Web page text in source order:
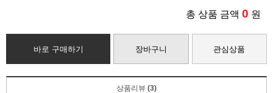
총 상품 금액 0 원
바로 구매하기 장바구니 관심상품
상품리뷰 (3)